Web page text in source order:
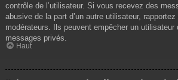
contrôle de l’utilisateur. Si vous recevez des
abusive de la part d’un autre utilisateur,
modérateurs. Ils peuvent empêcher un utilisateur
messages privés.
Haut